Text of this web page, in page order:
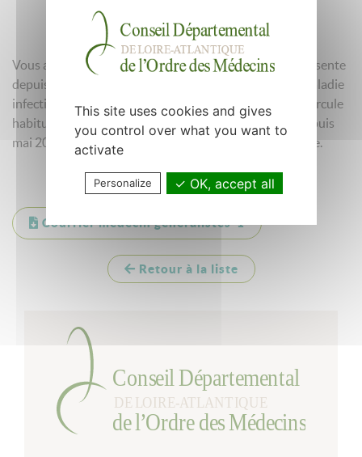
Vous avez dû entendre parler de La variole du singe présente
depuis fin mai sur le territoire français. Il s'agit d'une maladie
infectieuse causée par le virus Monkeypox simien,qui circule
habituellement en Afrique centrale et de l'Ouest et, depuis
mai 2022, dans différents pays du monde dont la France.
Courrier médecin généralistes-1
Retour à la liste
This site uses cookies and gives
you control over what you want to
activate
Personalize OK, accept all